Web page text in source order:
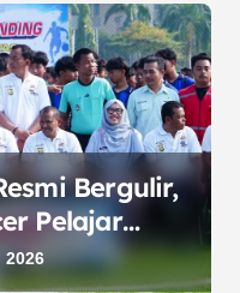
Bergulir,
Pelajar
2026